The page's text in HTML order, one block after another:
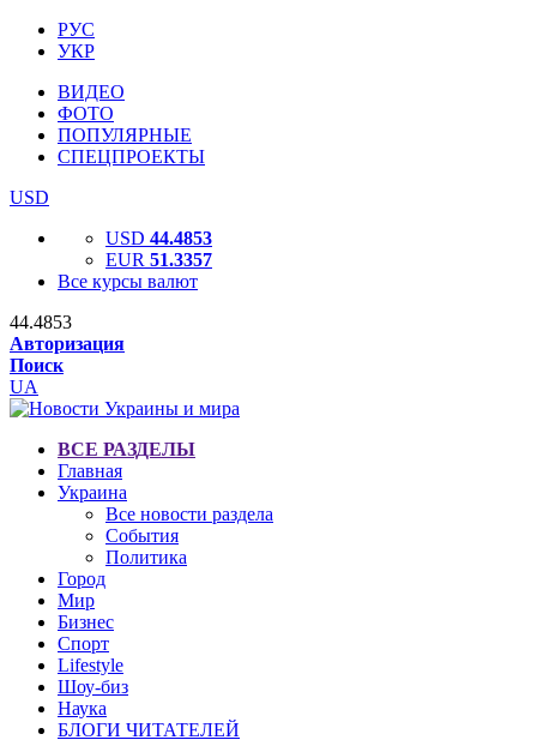
РУС
УКР
ВИДЕО
ФОТО
ПОПУЛЯРНЫЕ
СПЕЦПРОЕКТЫ
USD
USD 44.4853
EUR 51.3357
Все курсы валют
44.4853
Авторизация
Поиск
UA
ВСЕ РАЗДЕЛЫ
Главная
Украина
Все новости раздела
События
Политика
Город
Мир
Бизнес
Спорт
Lifestyle
Шоу-биз
Наука
БЛОГИ ЧИТАТЕЛЕЙ